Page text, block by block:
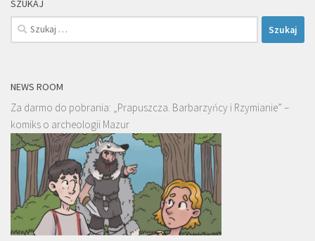
SZUKAJ
Szukaj:
NEWS ROOM
Za darmo do pobrania: „Prapuszcza. Barbarzyńcy i Rzymianie” –
komiks o archeologii Mazur